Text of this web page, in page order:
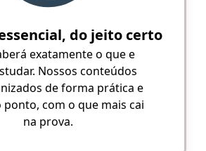
do jeito certo
exatamente o que e
Nossos conteúdos
de forma prática e
com o que mais cai
na prova.